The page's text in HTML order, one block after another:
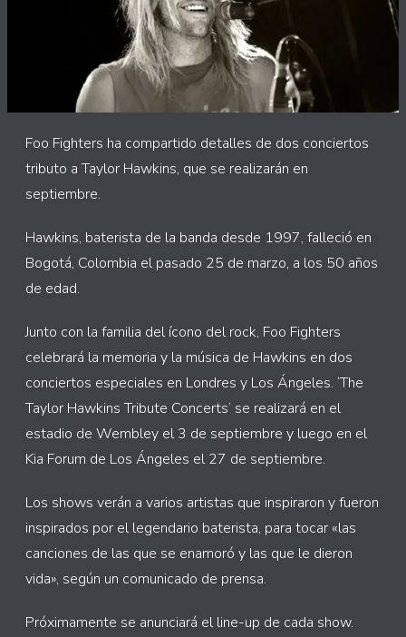
Foo Fighters ha compartido detalles de dos conciertos
tributo a Taylor Hawkins, que se realizarán en
septiembre.
Hawkins, baterista de la banda desde 1997, falleció en
Bogotá, Colombia el pasado 25 de marzo, a los 50 años
de edad.
Junto con la familia del ícono del rock, Foo Fighters
celebrará la memoria y la música de Hawkins en dos
conciertos especiales en Londres y Los Ángeles. ‘The
Taylor Hawkins Tribute Concerts’ se realizará en el
estadio de Wembley el 3 de septiembre y luego en el
Kia Forum de Los Ángeles el 27 de septiembre.
Los shows verán a varios artistas que inspiraron y fueron
inspirados por el legendario baterista, para tocar «las
canciones de las que se enamoró y las que le dieron
vida», según un comunicado de prensa.
Próximamente se anunciará el line-up de cada show.